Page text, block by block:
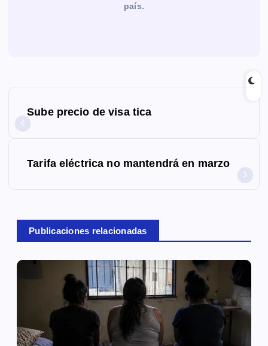
país.
a
c
d
Sube precio de visa tica
Tarifa eléctrica no mantendrá en marzo
Publicaciones relacionadas